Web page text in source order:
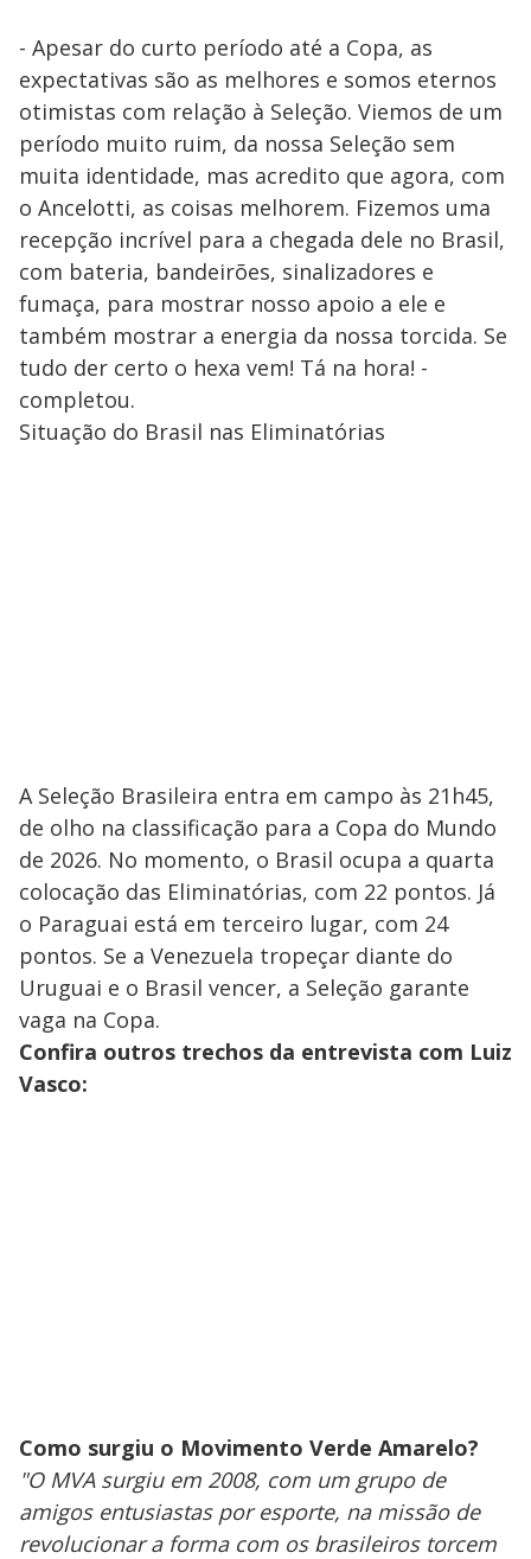
- Apesar do curto período até a Copa, as
expectativas são as melhores e somos eternos
otimistas com relação à Seleção. Viemos de um
período muito ruim, da nossa Seleção sem
muita identidade, mas acredito que agora, com
o Ancelotti, as coisas melhorem. Fizemos uma
recepção incrível para a chegada dele no Brasil,
com bateria, bandeirões, sinalizadores e
fumaça, para mostrar nosso apoio a ele e
também mostrar a energia da nossa torcida. Se
tudo der certo o hexa vem! Tá na hora! -
completou.
Situação do Brasil nas Eliminatórias
A Seleção Brasileira entra em campo às 21h45,
de olho na classificação para a Copa do Mundo
de 2026. No momento, o Brasil ocupa a quarta
colocação das Eliminatórias, com 22 pontos. Já
o Paraguai está em terceiro lugar, com 24
pontos. Se a Venezuela tropeçar diante do
Uruguai e o Brasil vencer, a Seleção garante
vaga na Copa.
Confira outros trechos da entrevista com Luiz
Vasco:
Como surgiu o Movimento Verde Amarelo?
"O MVA surgiu em 2008, com um grupo de
amigos entusiastas por esporte, na missão de
revolucionar a forma com os brasileiros torcem